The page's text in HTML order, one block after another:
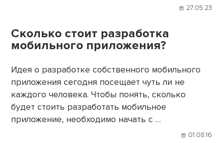
27.05.23
Сколько стоит разработка
мобильного приложения?
Идея о разработке собственного мобильного
приложения сегодня посещает чуть ли не
каждого человека. Чтобы понять, сколько
будет стоить разработать мобильное
приложение, необходимо начать с …
01.08.16